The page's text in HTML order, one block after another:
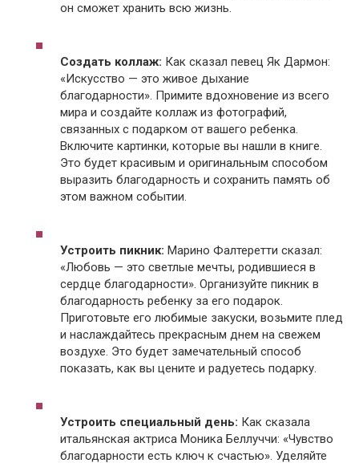
он сможет хранить всю жизнь.
Создать коллаж: Как сказал певец Як Дармон:
«Искусство — это живое дыхание
благодарности». Примите вдохновение из всего
мира и создайте коллаж из фотографий,
связанных с подарком от вашего ребенка.
Включите картинки, которые вы нашли в книге.
Это будет красивым и оригинальным способом
выразить благодарность и сохранить память об
этом важном событии.
Устроить пикник: Марино Фалтеретти сказал:
«Любовь — это светлые мечты, родившиеся в
сердце благодарности». Организуйте пикник в
благодарность ребенку за его подарок.
Приготовьте его любимые закуски, возьмите плед
и наслаждайтесь прекрасным днем на свежем
воздухе. Это будет замечательный способ
показать, как вы цените и радуетесь подарку.
Устроить специальный день: Как сказала
итальянская актриса Моника Беллуччи: «Чувство
благодарности есть ключ к счастью». Уделяйте